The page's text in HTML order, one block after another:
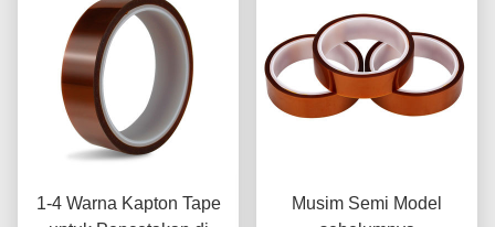
1-4 Warna Kapton Tape
Musim Semi Model